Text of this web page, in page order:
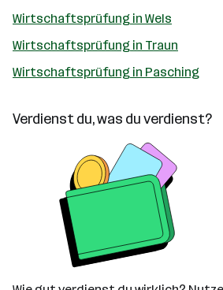
Wirtschaftsprüfung in Wels
Wirtschaftsprüfung in Traun
Wirtschaftsprüfung in Pasching
Verdienst du, was du verdienst?